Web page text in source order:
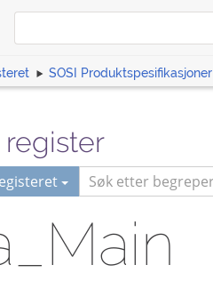
SOSI Produktspesifikasjoner
register